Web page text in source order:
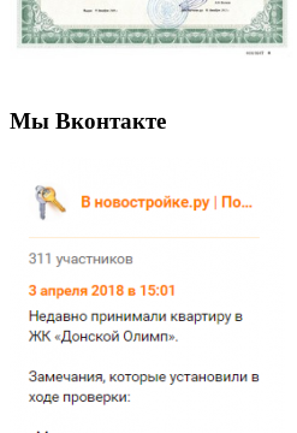
Мы Вконтакте